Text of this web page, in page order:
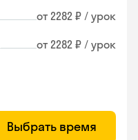
от 2282 ₽ / урок
от 2282 ₽ / урок
Выбрать время